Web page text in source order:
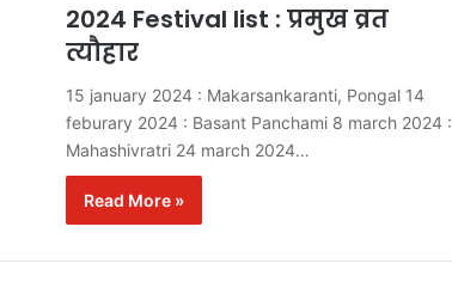
2024 Festival list : प्रमुख व्रत
त्यौहार
15 january 2024 : Makarsankaranti, Pongal 14
feburary 2024 : Basant Panchami 8 march 2024 :
Mahashivratri 24 march 2024…
Read More »